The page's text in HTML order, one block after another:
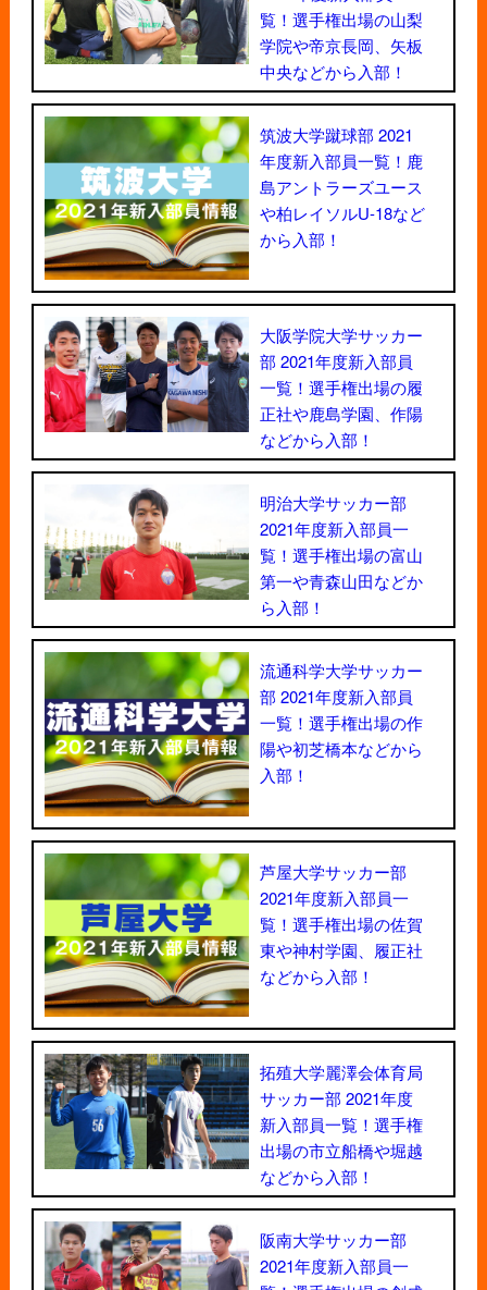
覧！選手権出場の山梨
学院や帝京長岡、矢板
中央などから入部！
筑波大学蹴球部 2021
年度新入部員一覧！鹿
島アントラーズユース
や柏レイソルU-18など
から入部！
大阪学院大学サッカー
部 2021年度新入部員
一覧！選手権出場の履
正社や鹿島学園、作陽
などから入部！
明治大学サッカー部
2021年度新入部員一
覧！選手権出場の富山
第一や青森山田などか
ら入部！
流通科学大学サッカー
部 2021年度新入部員
一覧！選手権出場の作
陽や初芝橋本などから
入部！
芦屋大学サッカー部
2021年度新入部員一
覧！選手権出場の佐賀
東や神村学園、履正社
などから入部！
拓殖大学麗澤会体育局
サッカー部 2021年度
新入部員一覧！選手権
出場の市立船橋や堀越
などから入部！
阪南大学サッカー部
2021年度新入部員一